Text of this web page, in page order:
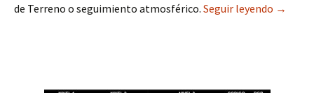
de Terreno o seguimiento atmosférico. Seguir leyendo →